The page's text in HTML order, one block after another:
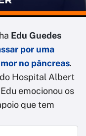
Edu Guedes
por uma
no pâncreas.
Hospital Albert
emocionou os
que tem